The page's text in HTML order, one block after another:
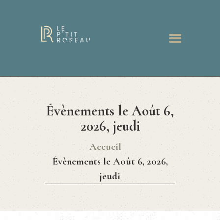
Évènements le Août 6,
2026, jeudi
Accueil
Évènements le Août 6, 2026,
jeudi
ACCUEIL
MENUS
BONS CADEAUX
ACTUALITÉS
CONTACT